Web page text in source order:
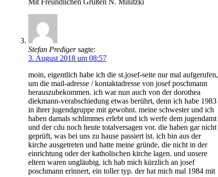
Stefan Prediger sagte:
3. August 2018 um 08:57
moin, eigentlich habe ich die st.josef-seite nur mal aufgerufen,
um die mail-adresse / kontaktadresse von josef poschmann
herauszubekommen. ich war nun auch von der dorothea
diekmann-verabschiedung etwas berührt, denn ich habe 1983
in ihrer jugendgruppe mit gewohnt. meine schwester und ich
haben damals schlimmes erlebt und ich werfe dem jugendamt
und der cdu noch heute totalversagen vor. die haben gar nicht
geprüft, was bei uns zu hause passiert ist. ich bin aus der
kirche ausgetreten und hatte meine gründe, die nicht in der
einrichtung oder der katholischen kirche lagen. und unsere
eltern waren ungläubig. ich hab mich kürzlich an josef
poschmann erinnert, ein toller typ. der hat mich mal 1984 mit